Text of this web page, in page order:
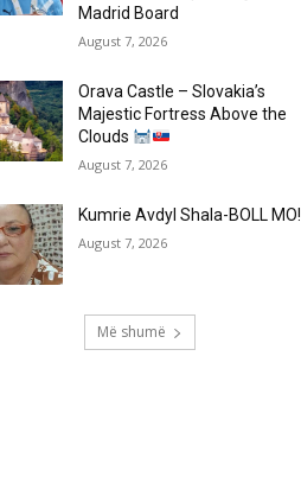
Madrid Board
August 7, 2026
Orava Castle – Slovakia’s
Majestic Fortress Above the
Clouds
August 7, 2026
Kumrie Avdyl Shala-BOLL MO!
August 7, 2026
Më shumë